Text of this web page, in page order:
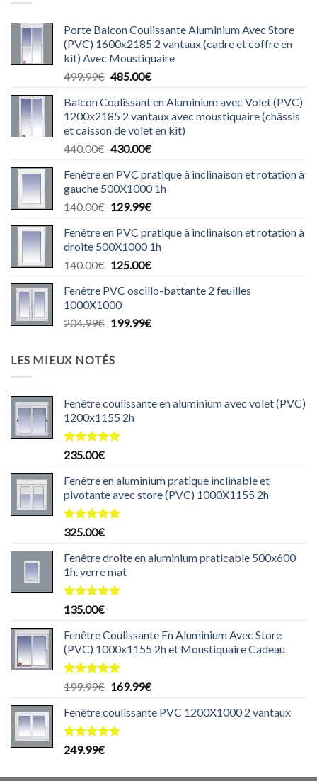
Porte Balcon Coulissante Aluminium Avec Store
(PVC) 1600x2185 2 vantaux (cadre et coffre en
kit) Avec Moustiquaire
499.99€ Le
initial
était :
499.99€.
485.00€Le
actuel
est :
485.00€.
Balcon Coulissant en Aluminium avec Volet (PVC)
1200x2185 2 vantaux avec moustiquaire (châssis
et caisson de volet en kit)
440.00€ Le
initial
était :
440.00€.
430.00€Le
actuel
est :
430.00€.
Fenêtre en PVC pratique à inclinaison et rotation à
gauche 500X1000 1h
140.00€ Le
initial
était :
140.00€.
129.99€Le
actuel
est :
129.99€.
Fenêtre en PVC pratique à inclinaison et rotation à
droite 500X1000 1h
140.00€ Le
initial
était :
140.00€.
125.00€Le
actuel
125.00€.
Fenêtre PVC oscillo-battante 2 feuilles
1000X1000
204.99€ Le
était :
199.99€Le
LES MIEUX NOTÉS
Fenêtre coulissante en aluminium avec volet (PVC)
1200x1155 2h
Note5.00
235.00€
Fenêtre en aluminium pratique inclinable et
pivotante avec store (PVC) 1000X1155 2h
Note5.00
325.00€
Fenêtre droite en aluminium praticable 500x600
1h. verre mat
Note5.00
135.00€
Fenêtre Coulissante En Aluminium Avec Store
(PVC) 1000x1155 2h et Moustiquaire Cadeau
Note5.00
199.99€ Le
initial
était :
169.99€Le
actuel
Fenêtre coulissante PVC 1200X1000 2 vantaux
Note5.00
249.99€